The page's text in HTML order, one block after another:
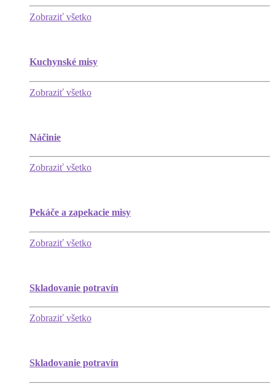
Zobraziť všetko
Kuchynské misy
Zobraziť všetko
Náčinie
Zobraziť všetko
Pekáče a zapekacie misy
Zobraziť všetko
Skladovanie potravín
Zobraziť všetko
Skladovanie potravín